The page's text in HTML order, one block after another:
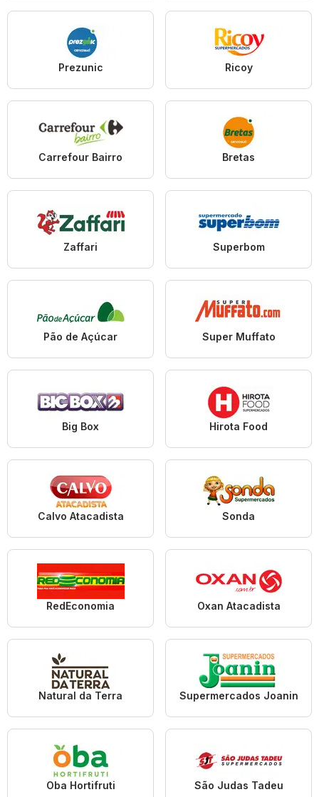
Prezunic Ricoy
Carrefour Bairro Bretas
Zaffari Superbom
Pão de Açúcar Super Muffato
Big Box Hirota Food
Calvo Atacadista Sonda
RedEconomia Oxan Atacadista
Natural da Terra Supermercados Joanin
Oba Hortifruti São Judas Tadeu